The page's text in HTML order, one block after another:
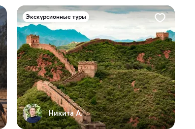
Экскурсионные туры
Никита А.